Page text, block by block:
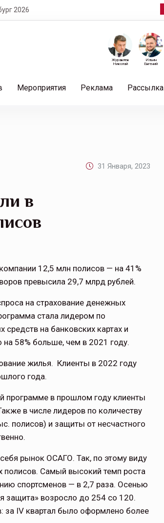
Ильин
Евгений
Журавлев
Николай
Мероприятия Реклама Рассылка
31 Января, 2023
в
12,5 млн полисов — на 41%
превысила 29,7 млрд рублей.
на страхование денежных
стала лидером по
на банковских картах и
на 58% больше, чем в 2021 году.
жилья. Клиенты в 2022 году
года.
программе в прошлом году клиенты
в числе лидеров по количеству
полисов) и защиты от несчастного
рынок ОСАГО. Так, по этому виду
полисов. Самый высокий темп роста
спортсменов — в 2,7 раза. Осенью
защита» возросло до 254 со 120.
за IV квартал было оформлено более